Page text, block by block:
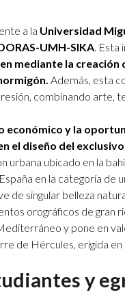
a la Universidad
UMH-SIKA. Esta
mediante la creación
Además, esta
combinando arte,
y la
el diseño del
ubicado en la
en la categoría de
de singular belleza
orográficos de gran
y pone en
de Hércules, erigida en
y